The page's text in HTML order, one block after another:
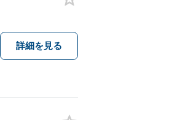
詳細を見る